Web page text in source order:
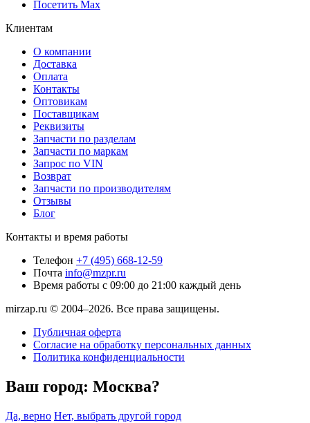
Посетить Max
Клиентам
О компании
Доставка
Оплата
Контакты
Оптовикам
Поставщикам
Реквизиты
Запчасти по разделам
Запчасти по маркам
Запрос по VIN
Возврат
Запчасти по производителям
Отзывы
Блог
Контакты и время работы
Телефон +7 (495) 668-12-59
Почта info@mzpr.ru
Время работы с 09:00 до 21:00 каждый день
mirzap.ru © 2004–2026. Все права защищены.
Публичная оферта
Согласие на обработку персональных данных
Политика конфиденциальности
Ваш город: Москва?
Да, верно Нет, выбрать другой город